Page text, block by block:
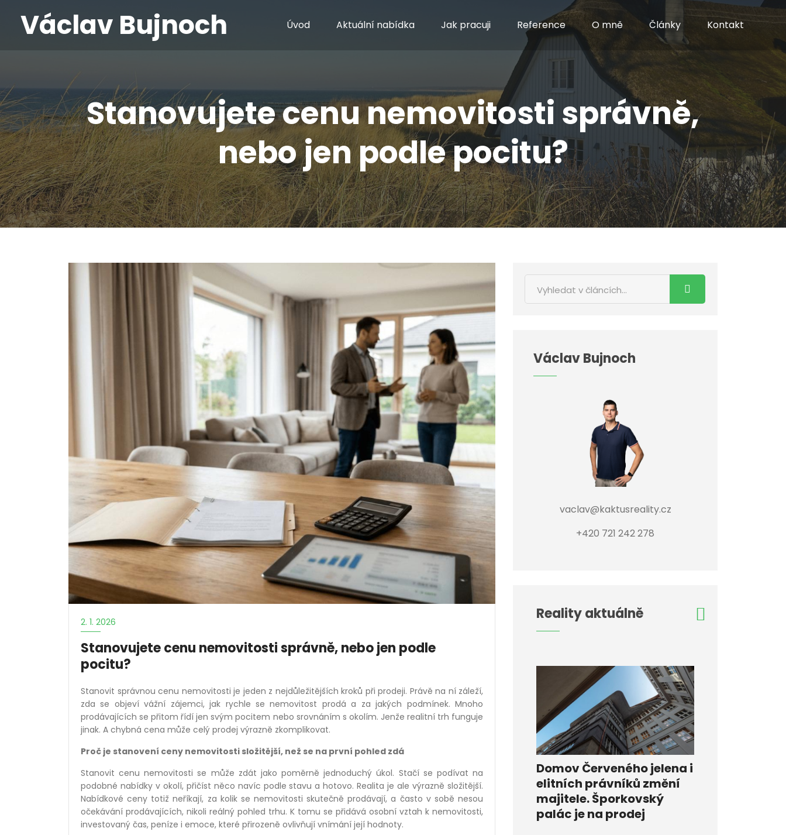
Václav Bujnoch Úvod Aktuální nabídka Jak pracuji Reference O mně Články Kontakt
Stanovujete cenu nemovitosti správně,
nebo jen podle pocitu?
2. 1. 2026
Stanovujete cenu nemovitosti správně, nebo jen podle
pocitu?
Stanovit správnou cenu nemovitosti je jeden z nejdůležitějších kroků při prodeji. Právě na ní záleží,
zda se objeví vážní zájemci, jak rychle se nemovitost prodá a za jakých podmínek. Mnoho
prodávajících se přitom řídí jen svým pocitem nebo srovnáním s okolím. Jenže realitní trh funguje
jinak. A chybná cena může celý prodej výrazně zkomplikovat.
Proč je stanovení ceny nemovitosti složitější, než se na první pohled zdá
Stanovit cenu nemovitosti se může zdát jako poměrně jednoduchý úkol. Stačí se podívat na
podobné nabídky v okolí, přičíst něco navíc podle stavu a hotovo. Realita je ale výrazně složitější.
Nabídkové ceny totiž neříkají, za kolik se nemovitosti skutečně prodávají, a často v sobě nesou
očekávání prodávajících, nikoli reálný pohled trhu. K tomu se přidává osobní vztah k nemovitosti,
investovaný čas, peníze i emoce, které přirozeně ovlivňují vnímání její hodnoty.
Václav Bujnoch
vaclav@kaktusreality.cz
+420 721 242 278
Reality aktuálně
Domov Červeného jelena i
elitních právníků změní
majitele. Šporkovský
palác je na prodej